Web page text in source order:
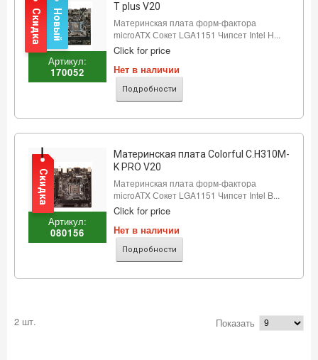
Артикул:
170052
T plus V20
Материнская плата форм-фактора
microATX Сокет LGA1151 Чипсет Intel H...
Click for price
Нет в наличии
Подробности
Новый
Скидка
Артикул:
080156
Материнская плата Colorful C.H310M-
K PRO V20
Материнская плата форм-фактора
microATX Сокет LGA1151 Чипсет Intel B...
Click for price
Нет в наличии
Подробности
Скидка
2 шт. Показать